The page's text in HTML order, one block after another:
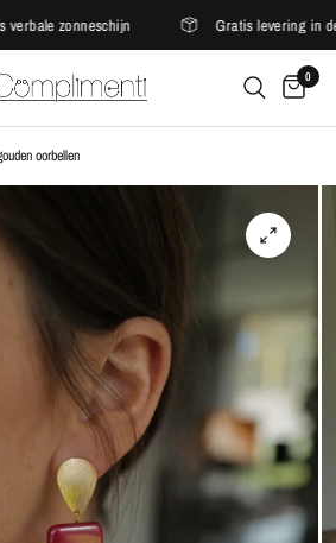
zonneschijn Gratis levering in de
0
oorbellen